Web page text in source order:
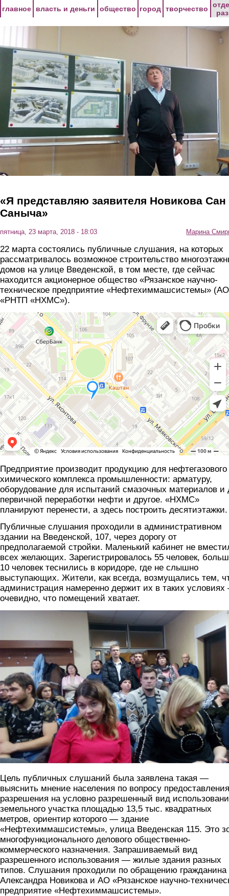
главное власть и деньги общество город творчество
«Я представляю заявителя Новикова Сан
Саныча»
пятница, 23 марта, 2018 - 18:03 Марина
22 марта состоялись публичные слушания, на которых
рассматривалось возможное строительство
домов на улице Введенской, в том месте, где сейчас
находится акционерное общество «Рязанское научно-
техническое предприятие «Нефтехиммашсистемы» (АО
«РНТП «НХМС»).
Предприятие производит продукцию для
химического комплекса промышленности: арматуру,
оборудование для испытаний смазочных материалов и
первичной переработки нефти и другое. «НХМС»
планируют перенести, а здесь построить десятиэтажки.
Публичные слушания проходили в административном
здании на Введенской, 107, через дорогу от
предполагаемой стройки. Маленький кабинет не
всех желающих. Зарегистрировалось 55 человек,
10 человек теснились в коридоре, где не слышно
выступающих. Жители, как всегда, возмущались тем,
администрация намеренно держит их в таких условиях
очевидно, что помещений хватает.
img_20180322_182803.jpg
Цель публичных слушаний была заявлена такая —
выяснить мнение населения по вопросу предоставления
разрешения на условно разрешенный вид
земельного участка площадью 13,5 тыс. квадратных
метров, ориентир которого — здание
«Нефтехиммашсистемы», улица Введенская 115. Это
многофункционального делового общественно-
коммерческого назначения. Запрашиваемый вид
разрешенного использования — жилые здания разных
типов. Слушания проходили по обращению гражданина
Александра Новикова и АО «Рязанское научно-
предприятие «Нефтехиммашсистемы».